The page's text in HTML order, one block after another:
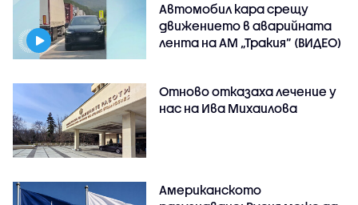
Автомобил кара срещу
движението в аварийната
лента на АМ „Тракия” (ВИДЕО)
Отново отказаха лечение у
нас на Ива Михаилова
Американското